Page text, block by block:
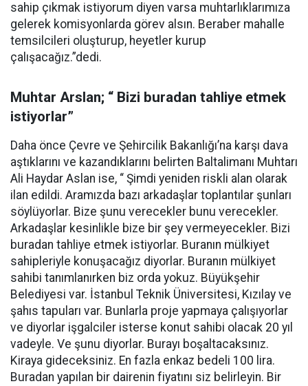
sahip çıkmak istiyorum diyen varsa muhtarlıklarımıza
gelerek komisyonlarda görev alsın. Beraber mahalle
temsilcileri oluşturup, heyetler kurup
çalışacağız.”dedi.
Muhtar Arslan; “ Bizi buradan tahliye etmek
istiyorlar”
Daha önce Çevre ve Şehircilik Bakanlığı’na karşı dava
aştıklarını ve kazandıklarını belirten Baltalimanı Muhtarı
Ali Haydar Aslan ise, “ Şimdi yeniden riskli alan olarak
ilan edildi. Aramızda bazı arkadaşlar toplantılar şunları
söylüyorlar. Bize şunu verecekler bunu verecekler.
Arkadaşlar kesinlikle bize bir şey vermeyecekler. Bizi
buradan tahliye etmek istiyorlar. Buranın mülkiyet
sahipleriyle konuşacağız diyorlar. Buranın mülkiyet
sahibi tanımlanırken biz orda yokuz. Büyükşehir
Belediyesi var. İstanbul Teknik Üniversitesi, Kızılay ve
şahıs tapuları var. Bunlarla proje yapmaya çalışıyorlar
ve diyorlar işgalciler isterse konut sahibi olacak 20 yıl
vadeyle. Ve şunu diyorlar. Burayı boşaltacaksınız.
Kiraya gideceksiniz. En fazla enkaz bedeli 100 lira.
Buradan yapılan bir dairenin fiyatını siz belirleyin. Bir